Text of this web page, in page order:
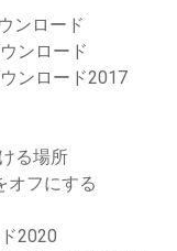
ンロード
ンロード
ンロード2017
る場所
オフにする
2020